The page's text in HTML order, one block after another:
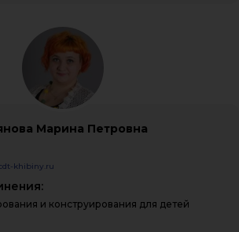
Марина Петровна
khibiny.ru
и конструирования для детей